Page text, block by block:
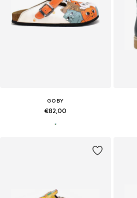
GOBY
€82,00